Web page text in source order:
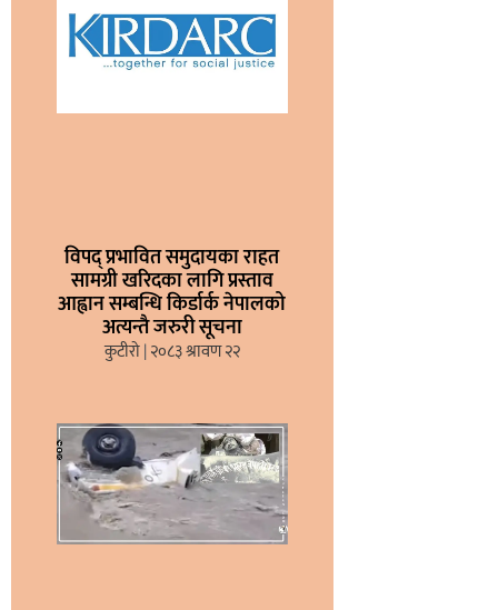
विपद् प्रभावित समुदायका राहत
सामग्री खरिदका लागि प्रस्ताव
आह्वान सम्बन्धि किर्डार्क नेपालको
अत्यन्तै जरुरी सूचना
कुटीरो २०८३ श्रावण २२